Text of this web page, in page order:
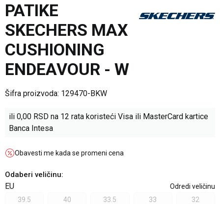
PATIKE
SKECHERS MAX
CUSHIONING
ENDEAVOUR - W
Šifra proizvoda: 129470-BKW
ili 0,00 RSD na 12 rata koristeći Visa ili MasterCard kartice
Banca Intesa
Obavesti me kada se promeni cena
Odaberi veličinu:
EU
Odredi veličinu
39.5
40 33.5 33 32